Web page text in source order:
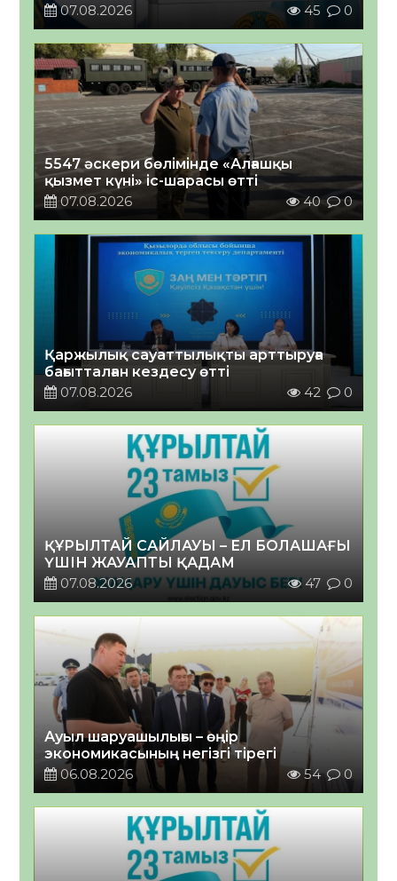
07.08.2026
45 0
5547 әскери бөлімінде «Алғашқы
қызмет күні» іс-шарасы өтті
07.08.2026
40 0
Қаржылық сауаттылықты арттыруға
бағытталған кездесу өтті
07.08.2026
42 0
ҚҰРЫЛТАЙ САЙЛАУЫ – ЕЛ БОЛАШАҒЫ
ҮШІН ЖАУАПТЫ ҚАДАМ
07.08.2026
47 0
Ауыл шаруашылығы – өңір
экономикасының негізгі тірегі
06.08.2026
54 0